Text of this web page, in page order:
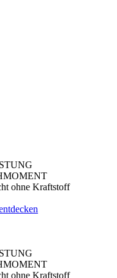
ohne Kraftstoff
ohne Kraftstoff